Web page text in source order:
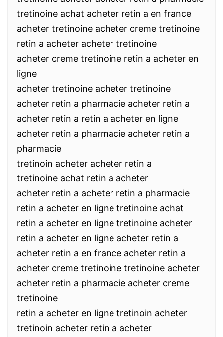
tretinoine achat acheter retin a en france
acheter tretinoine acheter creme tretinoine
retin a acheter acheter tretinoine
acheter creme tretinoine retin a acheter en
ligne
acheter tretinoine acheter tretinoine
acheter retin a pharmacie acheter retin a
acheter retin a retin a acheter en ligne
acheter retin a pharmacie acheter retin a
pharmacie
tretinoin acheter acheter retin a
tretinoine achat retin a acheter
acheter retin a acheter retin a pharmacie
retin a acheter en ligne tretinoine achat
retin a acheter en ligne tretinoine acheter
retin a acheter en ligne acheter retin a
acheter retin a en france acheter retin a
acheter creme tretinoine tretinoine acheter
acheter retin a pharmacie acheter creme
tretinoine
retin a acheter en ligne tretinoin acheter
tretinoin acheter retin a acheter